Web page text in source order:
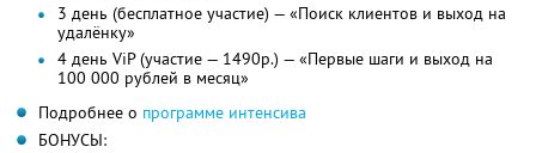
3 день (бесплатное участие) — «Поиск клиентов и выход на
удалёнку»
4 день ViP (участие — 1490р.) — «Первые шаги и выход на
100 000 рублей в месяц»
Подробнее о программе интенсива
БОНУСЫ: